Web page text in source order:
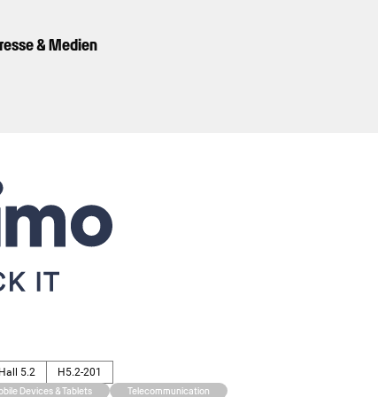
& Medien
Hall 5.2 H5.2-201
Devices & Tablets Telecommunication